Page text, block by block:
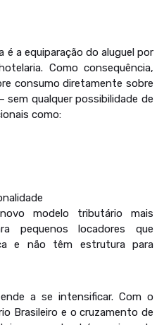
a equiparação do aluguel por
Como consequência,
consumo diretamente sobre
qualquer possibilidade de
como:
modelo tributário mais
pequenos locadores que
e não têm estrutura para
a se intensificar. Com o
Brasileiro e o cruzamento de